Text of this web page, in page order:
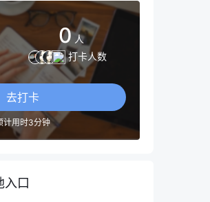
0 人
打卡人数
去打卡
计用时3分钟
入口